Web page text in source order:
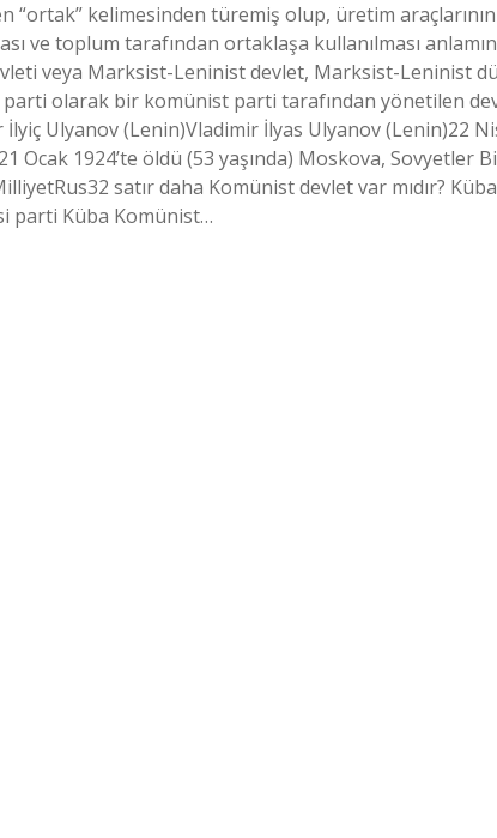
“ortak” kelimesinden türemiş olup, üretim
ve toplum tarafından ortaklaşa kullanılması
veya Marksist-Leninist devlet, Marksist-Leninist
parti olarak bir komünist parti tarafından yönetilen
Ulyanov (Lenin)Vladimir İlyas Ulyanov (Lenin)22
Ocak 1924’te öldü (53 yaşında) Moskova, Sovyetler
satır daha Komünist devlet var mıdır?
parti Küba Komünist…